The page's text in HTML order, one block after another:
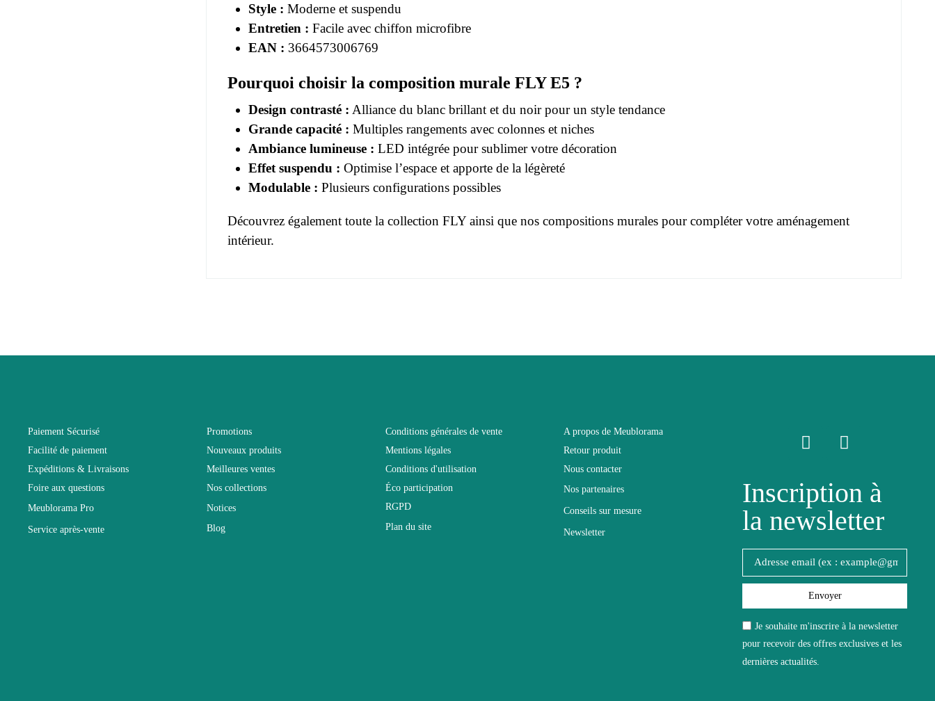
Style : Moderne et suspendu
Entretien : Facile avec chiffon microfibre
EAN : 3664573006769
Pourquoi choisir la composition murale FLY E5 ?
Design contrasté : Alliance du blanc brillant et du noir pour un style tendance
Grande capacité : Multiples rangements avec colonnes et niches
Ambiance lumineuse : LED intégrée pour sublimer votre décoration
Effet suspendu : Optimise l’espace et apporte de la légèreté
Modulable : Plusieurs configurations possibles
Découvrez également toute la collection FLYainsi que nos compositions murales pour compléter votre aménagement
intérieur.
Dimensions L320xH190xP40
Paiement Sécurisé
Facilité de paiement
Expéditions & Livraisons
Foire aux questions
Meublorama Pro
Service après-vente
Promotions
Nouveaux produits
Meilleures ventes
Nos collections
Notices
Blog
Conditions générales de vente
Mentions légales
Conditions d'utilisation
Éco participation
RGPD
Plan du site
A propos de Meublorama
Retour produit
Nous contacter
Nos partenaires
Conseils sur mesure
Newsletter
Inscription à
la newsletter
Envoyer
Je souhaite m'inscrire à la newsletter
pour recevoir des offres exclusives et les
dernières actualités.